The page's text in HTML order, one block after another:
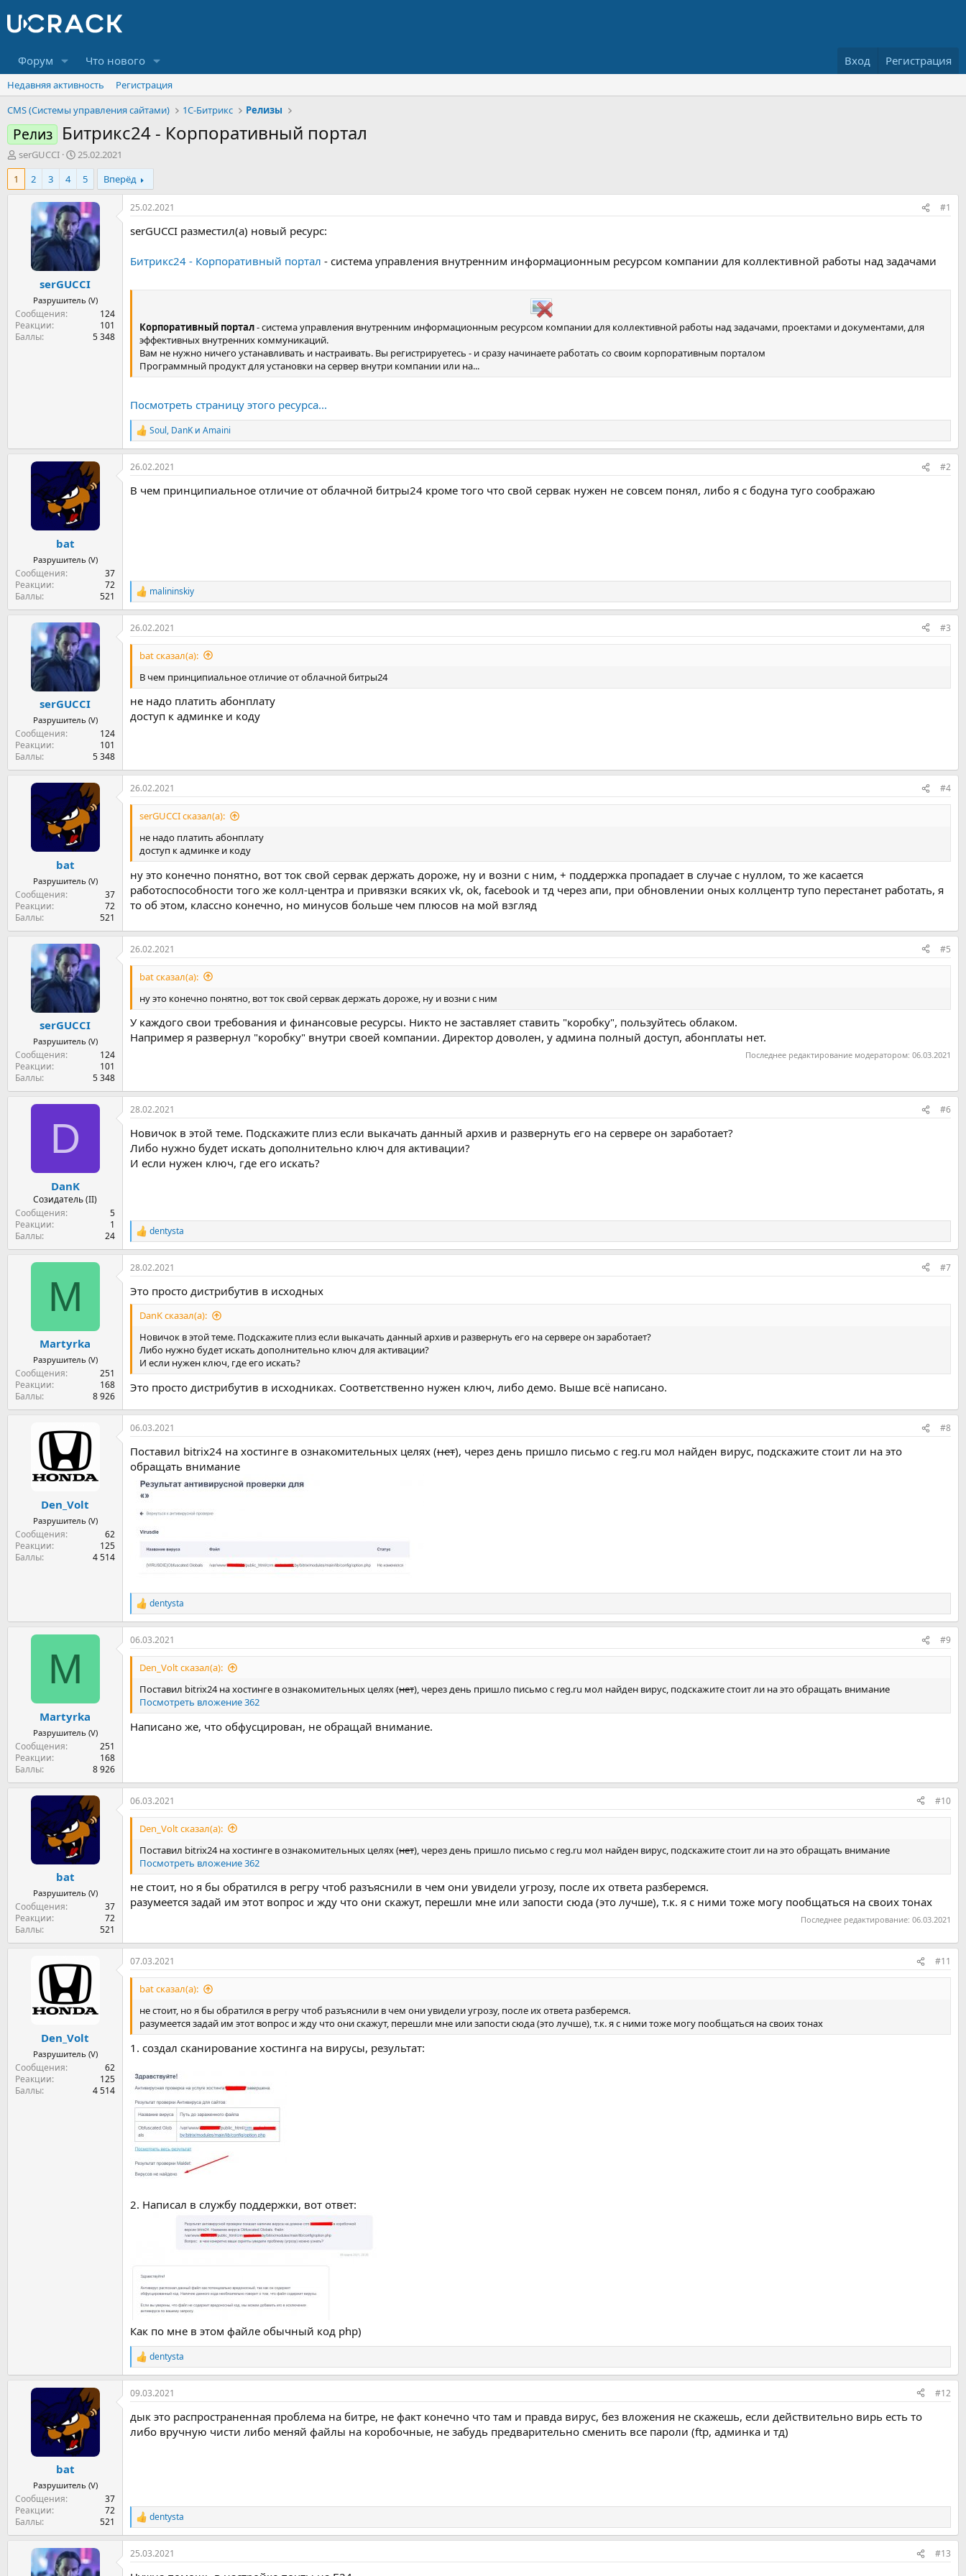
Форум Что нового Вход Регистрация
Недавняя активность
Регистрация
CMS (Системы управления сайтами)
1С-Битрикс Релизы
Релиз Битрикс24 - Корпоративный портал
А
в
о
serGUCCI
Д
а
а
н
а
ч
а
л
а
25.02.2021
1
2 3 4 5 Вперёд
serGUCCI
Разрушитель (V)
Сообщения
124
Реакции
101
Баллы
5 348
25.02.2021 #1
serGUCCI разместил(а) новый ресурс:
Битрикс24 - Корпоративный портал - система управления внутренним информационным ресурсом компании для коллективной работы над задачами
Корпоративный портал- система управления внутренним информационным ресурсом компании для коллективной работы над задачами, проектами и документами, для
эффективных внутренних коммуникаций.
Вам не нужно ничего устанавливать и настраивать. Вы регистрируетесь - и сразу начинаете работать со своим корпоративным порталом
Программный продукт для установки на сервер внутри компании или на...
Посмотреть страницу этого ресурса...
Р
е
а
к
и
Soul, DanKи Amaini
bat
Разрушитель (V)
Сообщения
37
Реакции
72
Баллы
521
26.02.2021 #2
В чем принципиальное отличие от облачной битры24 кроме того что свой сервак нужен не совсем понял, либо я с бодуна туго соображаю
Р
е
а
к
ц
и
malininskiy
serGUCCI
Разрушитель (V)
Сообщения
124
Реакции
101
Баллы
5 348
26.02.2021 #3
bat сказал(а):
В чем принципиальное отличие от облачной битры24
не надо платить абонплату
доступ к админке и коду
bat
Разрушитель (V)
Сообщения
37
Реакции
72
Баллы
521
26.02.2021 #4
serGUCCI сказал(а):
не надо платить абонплату
доступ к админке и коду
ну это конечно понятно, вот ток свой сервак держать дороже, ну и возни с ним, + поддержка пропадает в случае с нуллом, то же касается
работоспособности того же колл-центра и привязки всяких vk, ok, facebook и тд через апи, при обновлении оных коллцентр тупо перестанет работать, я
то об этом, классно конечно, но минусов больше чем плюсов на мой взгляд
serGUCCI
Разрушитель (V)
Сообщения
124
Реакции
101
Баллы
5 348
26.02.2021 #5
bat сказал(а):
ну это конечно понятно, вот ток свой сервак держать дороже, ну и возни с ним
У каждого свои требования и финансовые ресурсы. Никто не заставляет ставить "коробку", пользуйтесь облаком.
Например я развернул "коробку" внутри своей компании. Директор доволен, у админа полный доступ, абонплаты нет.
Последнее редактирование модератором: 06.03.2021
D
DanK
Созидатель (II)
Сообщения
5
Реакции
1
Баллы
24
28.02.2021 #6
Новичок в этой теме. Подскажите плиз если выкачать данный архив и развернуть его на сервере он заработает?
Либо нужно будет искать дополнительно ключ для активации?
И если нужен ключ, где его искать?
Р
е
а
к
и
и
dentysta
M
Martyrka
Разрушитель (V)
Сообщения
251
Реакции
168
Баллы
8 926
28.02.2021 #7
Это просто дистрибутив в исходных
DanK сказал(а):
Новичок в этой теме. Подскажите плиз если выкачать данный архив и развернуть его на сервере он заработает?
Либо нужно будет искать дополнительно ключ для активации?
И если нужен ключ, где его искать?
Это просто дистрибутив в исходниках. Соответственно нужен ключ, либо демо. Выше всё написано.
Den_Volt
Разрушитель (V)
Сообщения
62
Реакции
125
Баллы
4 514
06.03.2021 #8
Поставил bitrix24 на хостинге в ознакомительных целях (нет), через день пришло письмо с reg.ru мол найден вирус, подскажите стоит ли на это
обращать внимание
Р
е
а
к
ц
и
dentysta
M
Martyrka
Разрушитель (V)
Сообщения
251
Реакции
168
Баллы
8 926
06.03.2021 #9
Den_Volt сказал(а):
Поставил bitrix24 на хостинге в ознакомительных целях (нет), через день пришло письмо с reg.ru мол найден вирус, подскажите стоит ли на это обращать внимание
Посмотреть вложение 362
Написано же, что обфусцирован, не обращай внимание.
bat
Разрушитель (V)
Сообщения
37
Реакции
72
Баллы
521
06.03.2021 #10
Den_Volt сказал(а):
Поставил bitrix24 на хостинге в ознакомительных целях (нет), через день пришло письмо с reg.ru мол найден вирус, подскажите стоит ли на это обращать внимание
Посмотреть вложение 362
не стоит, но я бы обратился в регру чтоб разъяснили в чем они увидели угрозу, после их ответа разберемся.
разумеется задай им этот вопрос и жду что они скажут, перешли мне или запости сюда (это лучше), т.к. я с ними тоже могу пообщаться на своих тонах
Последнее редактирование: 06.03.2021
Den_Volt
Разрушитель (V)
Сообщения
62
Реакции
125
Баллы
4 514
07.03.2021 #11
bat сказал(а):
не стоит, но я бы обратился в регру чтоб разъяснили в чем они увидели угрозу, после их ответа разберемся.
разумеется задай им этот вопрос и жду что они скажут, перешли мне или запости сюда (это лучше), т.к. я с ними тоже могу пообщаться на своих тонах
1. создал сканирование хостинга на вирусы, результат:
2. Написал в службу поддержки, вот ответ:
Как по мне в этом файле обычный код php)
Р
е
а
к
и
и
dentysta
bat
Разрушитель (V)
Сообщения
37
Реакции
72
Баллы
521
09.03.2021 #12
дык это распространенная проблема на битре, не факт конечно что там и правда вирус, без вложения не скажешь, если действительно вирь есть то
либо вручную чисти либо меняй файлы на коробочные, не забудь предварительно сменить все пароли (ftp, админка и тд)
Р
е
а
к
dentysta
25.03.2021 #13